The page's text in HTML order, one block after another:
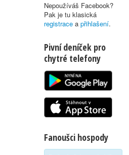
Nepoužíváš Facebook?
Pak je tu klasická
registrace a přihlašení.
Pivní deníček pro
chytré telefony
Fanoušci hospody